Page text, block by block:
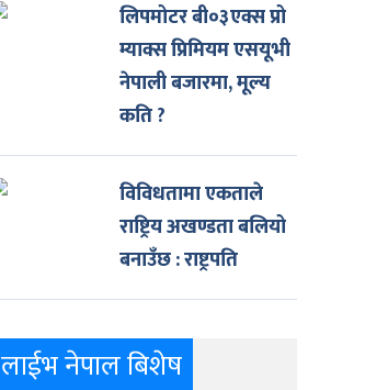
लिपमोटर बी०३एक्स प्रो
म्याक्स प्रिमियम एसयूभी
नेपाली बजारमा, मूल्य
कति ?
विविधतामा एकताले
राष्ट्रिय अखण्डता बलियो
बनाउँछ : राष्ट्रपति
लाईभ नेपाल बिशेष